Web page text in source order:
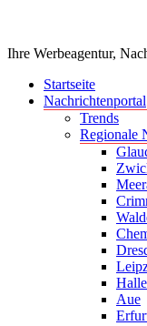
Ihre Werbeagentur,
Startseite
Nachrichtenportal
Trends
Regionale
Aue